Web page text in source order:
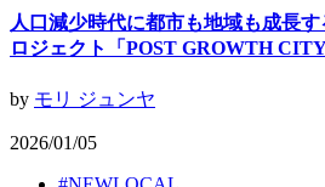
人口減少時代に都市も地域も成長
ロジェクト「POST GROWTH
by モリ ジュンヤ
2026/01/05